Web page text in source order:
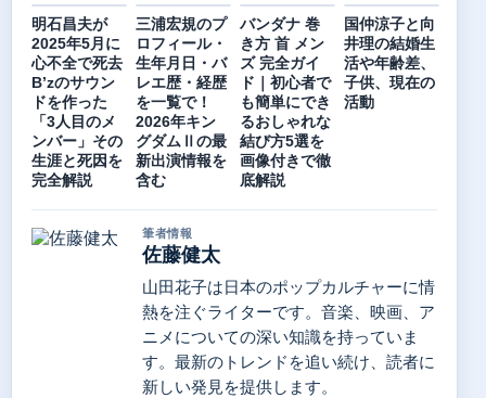
明石昌夫が
2025年5月に
心不全で死去
B’zのサウン
ドを作った
「3人目のメ
ンバー」その
生涯と死因を
完全解説
三浦宏規のプ
ロフィール・
生年月日・バ
レエ歴・経歴
を一覧で！
2026年キン
グダムⅡの最
新出演情報を
含む
バンダナ 巻
き方 首 メン
ズ 完全ガイ
ド｜初心者で
も簡単にでき
るおしゃれな
結び方5選を
画像付きで徹
底解説
国仲涼子と向
井理の結婚生
活や年齢差、
子供、現在の
活動
筆者情報
佐藤健太
山田花子は日本のポップカルチャーに情
熱を注ぐライターです。音楽、映画、ア
ニメについての深い知識を持っていま
す。最新のトレンドを追い続け、読者に
新しい発見を提供します。